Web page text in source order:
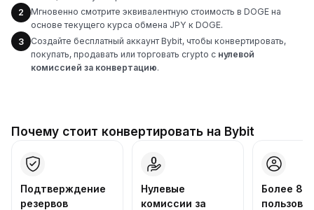
2
Мгновенно смотрите эквивалентную стоимость в DOGE на
основе текущего курса обмена JPY к DOGE.
3
Создайте бесплатный аккаунт Bybit, чтобы конвертировать,
покупать, продавать или торговать crypto с нулевой
комиссией за конвертацию.
Почему стоит конвертировать на Bybit
Подтверждение
резервов
Нулевые
комиссии за
Более 86